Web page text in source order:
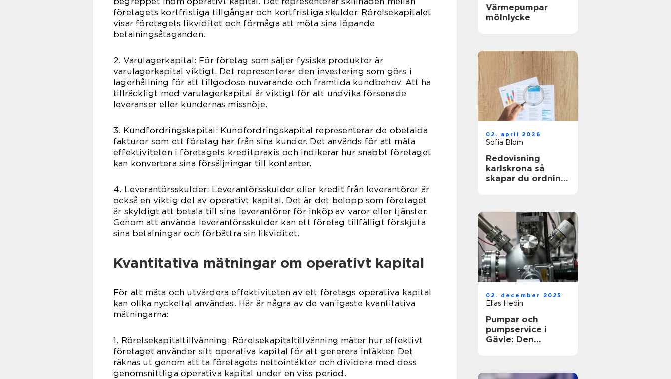
företagets kortfristiga tillgångar och kortfristiga skulder. Rörelsekapitalet
visar företagets likviditet och förmåga att möta sina löpande
betalningsåtaganden.
2. Varulagerkapital: För företag som säljer fysiska produkter är
varulagerkapital viktigt. Det representerar den investering som görs i
lagerhållning för att tillgodose nuvarande och framtida kundbehov. Att ha
tillräckligt med varulagerkapital är viktigt för att undvika försenade
leveranser eller kundernas missnöje.
3. Kundfordringskapital: Kundfordringskapital representerar de obetalda
fakturor som ett företag har från sina kunder. Det används för att mäta
effektiviteten i företagets kreditpraxis och indikerar hur snabbt företaget
kan konvertera sina försäljningar till kontanter.
4. Leverantörsskulder: Leverantörsskulder eller kredit från leverantörer är
också en viktig del av operativt kapital. Det är det belopp som företaget
är skyldigt att betala till sina leverantörer för inköp av varor eller tjänster.
Genom att använda leverantörsskulder kan ett företag tillfälligt förskjuta
sina betalningar och förbättra sin likviditet.
Kvantitativa mätningar om operativt kapital
För att mäta och utvärdera effektiviteten av ett företags operativa kapital
kan olika nyckeltal användas. Här är några av de vanligaste kvantitativa
mätningarna:
1. Rörelsekapitaltillvänning: Rörelsekapitaltillvänning mäter hur effektivt
företaget använder sitt operativa kapital för att generera intäkter. Det
räknas ut genom att ta företagets nettointäkter och dividera med dess
genomsnittliga operativa kapital under en viss period.
Värmepumpar
mölnlycke
02. april 2026
Sofia Blom
Redovisning
karlskrona så
skapar du ordning
02. december 2025
Elias Hedin
Pumpar och
pumpservice i
Gävle: Den